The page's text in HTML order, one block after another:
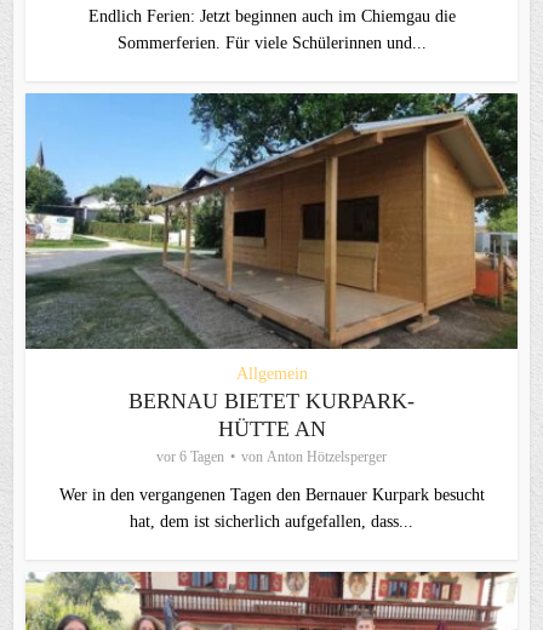
Endlich Ferien: Jetzt beginnen auch im Chiemgau die
Sommerferien. Für viele Schülerinnen und...
Allgemein
BERNAU BIETET KURPARK-
HÜTTE AN
vor 6 Tagen von Anton Hötzelsperger
Wer in den vergangenen Tagen den Bernauer Kurpark besucht
hat, dem ist sicherlich aufgefallen, dass...